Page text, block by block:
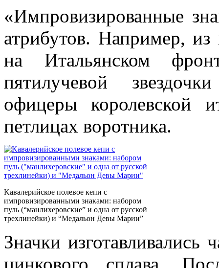
«Импровизированные
атрибутов. Например,
на Итальянском
пятилучевой
офицеры королевской
петлицах воротника.
Kавалерийское полевое кепи с
импровизированными знаками: набором
пуль (“манлихеровские” и одна от русской
трехлинейки) и “Медальон Девы Марии”
Значки
цинкового сплава.